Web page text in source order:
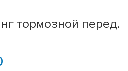
тормозной перед.